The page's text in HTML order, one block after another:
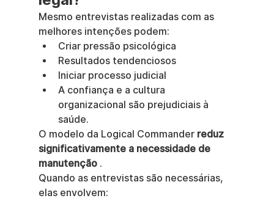
Mesmo entrevistas realizadas com as
melhores intenções podem:
Criar pressão psicológica
Resultados tendenciosos
Iniciar processo judicial
A confiança e a cultura
organizacional são prejudiciais à
saúde.
O modelo da Logical Commander reduz
significativamente a necessidade de
manutenção .
Quando as entrevistas são necessárias,
elas envolvem: